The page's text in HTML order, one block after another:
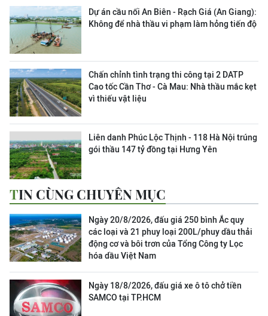
Dự án cầu nối An Biên - Rạch Giá (An Giang):
Không để nhà thầu vi phạm làm hỏng tiến độ
Chấn chỉnh tình trạng thi công tại 2 DATP
Cao tốc Cần Thơ - Cà Mau: Nhà thầu mắc kẹt
vì thiếu vật liệu
Liên danh Phúc Lộc Thịnh - 118 Hà Nội trúng
gói thầu 147 tỷ đồng tại Hưng Yên
TIN CÙNG CHUYÊN MỤC
Ngày 20/8/2026, đấu giá 250 bình Ắc quy
các loại và 21 phuy loại 200L/phuy dầu thải
động cơ và bôi trơn của Tổng Công ty Lọc
hóa dầu Việt Nam
Ngày 18/8/2026, đấu giá xe ô tô chở tiền
SAMCO tại TP.HCM